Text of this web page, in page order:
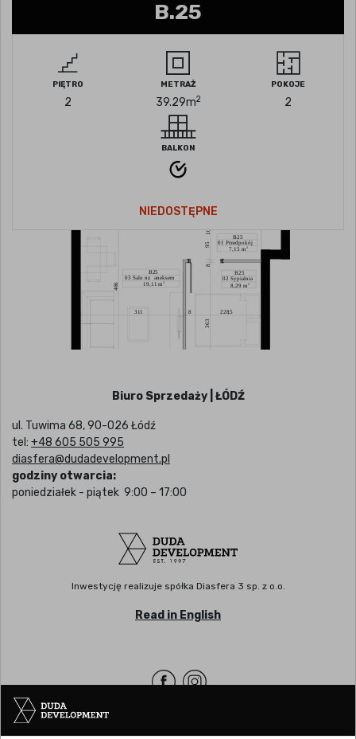
B.25
PIĘTRO
2
METRAŻ
39.29m2
POKOJE
2
BALKON
NIEDOSTĘPNE
Biuro Sprzedaży | ŁÓDŹ
ul. Tuwima 68, 90-026 Łódź
tel: +48 605 505 995
diasfera@dudadevelopment.pl
godziny otwarcia:
poniedziałek - piątek 9:00 – 17:00
Inwestycję realizuje spółka Diasfera 3 sp. z o.o.
Read in English
Siedziba | POZNAŃ